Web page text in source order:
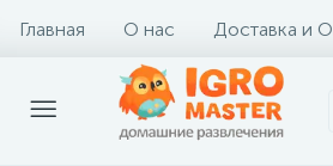
Главная О нас Доставка и